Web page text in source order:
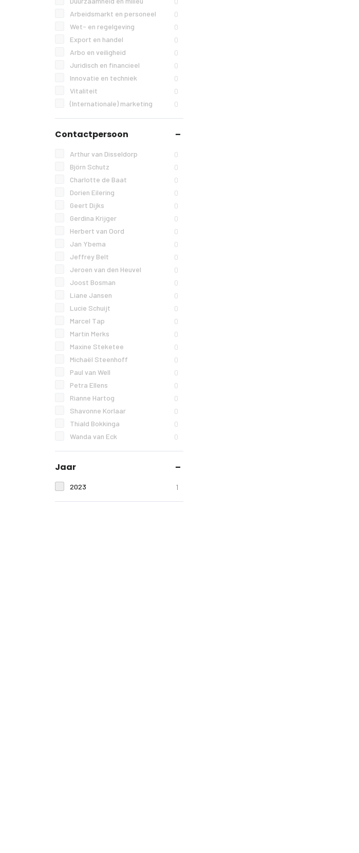
Arbeidsmarkt en personeel 0
Wet- en regelgeving 0
Export en handel 0
Arbo en veiligheid 0
Juridisch en financieel 0
Innovatie en techniek 0
Vitaliteit 0
(Internationale) marketing 0
Contactpersoon
Arthur van Disseldorp 0
Björn Schutz 0
Charlotte de Baat 0
Dorien Eilering 0
Geert Dijks 0
Gerdina Krijger 0
Herbert van Oord 0
Jan Ybema 0
Jeffrey Belt 0
Jeroen van den Heuvel 0
Joost Bosman 0
Liane Jansen 0
Lucie Schuijt 0
Marcel Tap 0
Martin Merks 0
Maxine Steketee 0
Michaël Steenhoff 0
Paul van Well 0
Petra Ellens 0
Rianne Hartog 0
Shavonne Korlaar 0
Thiald Bokkinga 0
Wanda van Eck 0
Jaar
2023 1